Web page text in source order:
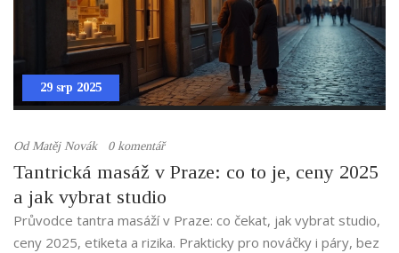
29 srp 2025
OdMatěj Novák 0 komentář
Tantrická masáž v Praze: co to je, ceny 2025
a jak vybrat studio
Průvodce tantra masáží v Praze: co čekat, jak vybrat studio,
ceny 2025, etiketa a rizika. Prakticky pro nováčky i páry, bez